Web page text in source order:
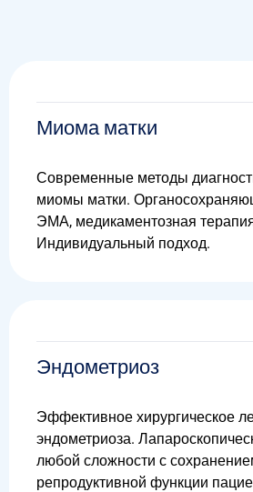
Миома матки
Современные методы
миомы матки.
ЭМА, медикаментозная
Индивидуальный подход.
Эндометриоз
Эффективное хирургическое
эндометриоза.
любой сложности с
репродуктивной функции